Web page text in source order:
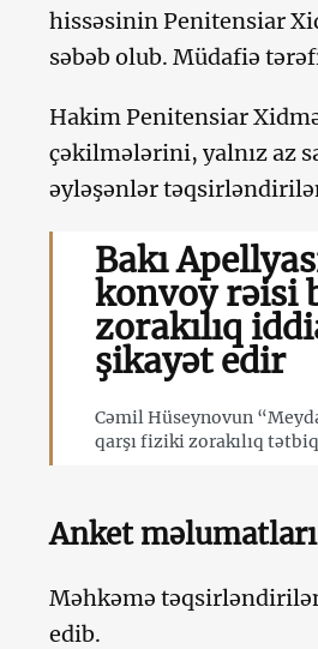
hissəsinin Penitensiar
səbəb olub. Müdafiə
Hakim Penitensiar
çəkilmələrini, yalnız az
əyləşənlər
Bakı
konvoy rəisi
zorakılıq
şikayət edir
Cəmil Hüseynovun
qarşı fiziki zorakılıq
Anket məlumatları
Məhkəmə
edib.